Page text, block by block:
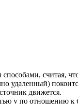
считая,
удаленный)
движется.
v по отношению к